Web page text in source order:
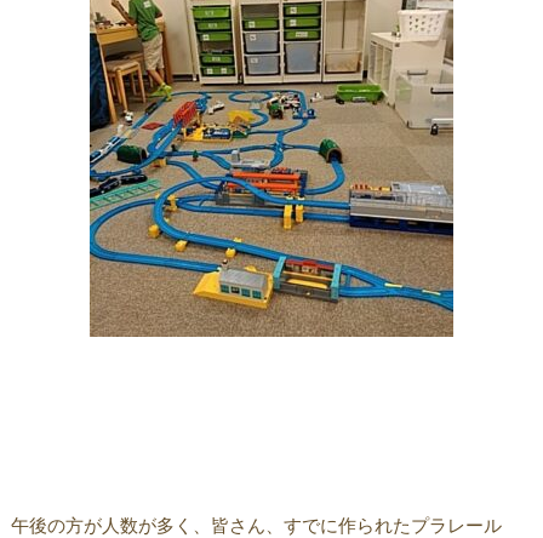
午後の方が人数が多く、皆さん、すでに作られたプラレール